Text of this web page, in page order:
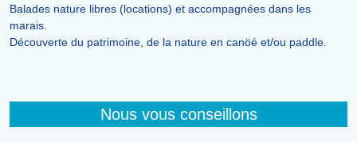
Balades nature libres (locations) et accompagnées dans les
marais.
Découverte du patrimoine, de la nature en canöé et/ou paddle.
Nous vous conseillons